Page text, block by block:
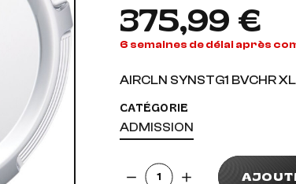
375,99 €
6 semaines de délai après
AIRCLN SYNSTG1 BVCHR XL
CATÉGORIE
ADMISSION
Quantité